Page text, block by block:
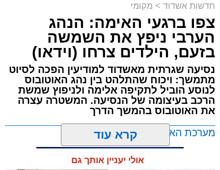
עובדת בת 56 נפצעה היום (שישי) באורח בינוני
לאחר שנפלה מסולם במהלך עבודתה במחסן
באזור דרך הרכבת, מתחם ביג פאשן באשדוד.
כוחות ההצלה הוזעקו למקום בעקבות דיווח על
נפילה מגובה במהלך העבודה. עם הגעתם מצאו
את האישה בהכרה מלאה, כשהיא סובלת מחבלות
במספר אזורים בגופה לאחר שנפלה מגובה של
כ-2 עד 3 מטרים.
רפאל אוקנין, כונן הצלה דרום, סיפר: “כשהגעתי
למקום הבחנתי בעובדת כשהיא בהכרה מלאה
וסובלת מחבלות מרובות בגופה לאחר שנפלה
חדשות אשדוד > מקומי
צפו ברגעי האימה: הנהג
הערבי ניפץ את השמשה
בזעם, הילדים צרחו (וידאו)
נסיעה שגרתית מאשדוד למודיעין הפכה לסיוט
מתמשך: ויכוח שהתלהט בין נהג האוטובוס
לנוסע הוביל לתקיפה אלימה ולניפוץ שמשת
הרכב בעיצומה של הנסיעה. המשטרה עצרה
את האוטובוס בהמשך הדרך
מערכת האתר / 11:35 07.08.26
קרא עוד
אולי יעניין אותך גם